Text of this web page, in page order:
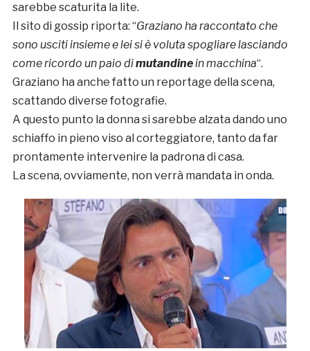
sarebbe scaturita la lite.
Il sito di gossip riporta: “Graziano ha raccontato che
sono usciti insieme e lei si è voluta spogliare lasciando
come ricordo un paio dimutandinein macchina“.
Graziano ha anche fatto un reportage della scena,
scattando diverse fotografie.
A questo punto la donna si sarebbe alzata dando uno
schiaffo in pieno viso al corteggiatore, tanto da far
prontamente intervenire la padrona di casa.
La scena, ovviamente, non verrà mandata in onda.